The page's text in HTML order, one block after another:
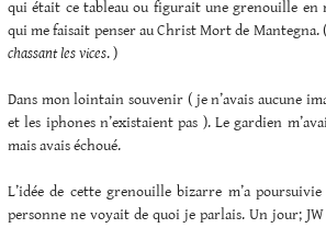
qui était ce tableau ou figurait une grenouille
qui me faisait penser au Christ Mort de Mantegna.
chassant les vices. )
Dans mon lointain souvenir ( je n’avais aucune
et les iphones n’existaient pas ). Le gardien
mais avais échoué.
L’idée de cette grenouille bizarre m’a
personne ne voyait de quoi je parlais. Un jour;